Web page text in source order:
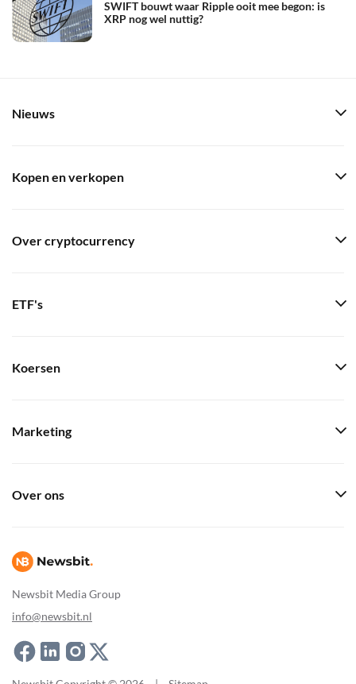
SWIFT bouwt waar Ripple ooit mee begon: is
XRP nog wel nuttig?
Newsbit Media Group
info@newsbit.nl
Nieuws
Kopen en verkopen
Over cryptocurrency
ETF's
Koersen
Marketing
Over ons